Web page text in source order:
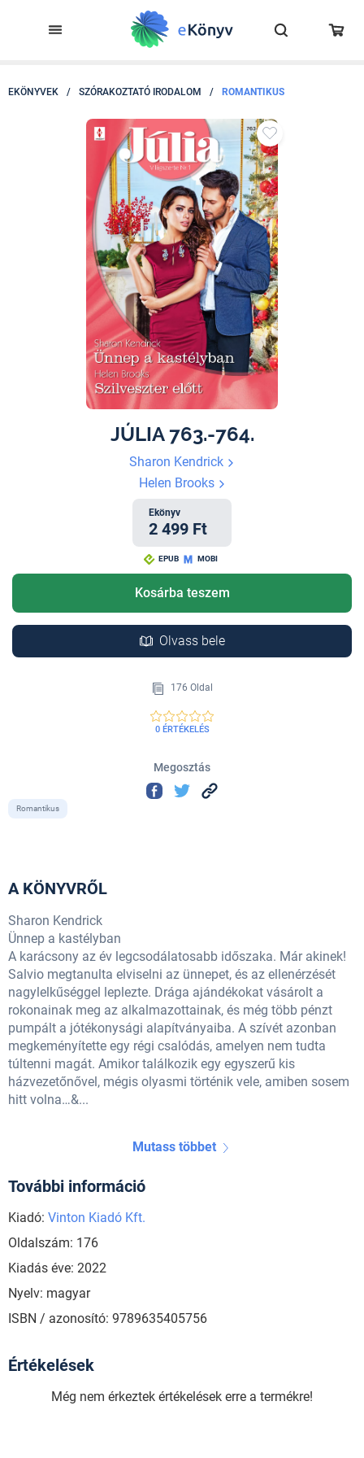
EKÖNYVEK / SZÓRAKOZTATÓ IRODALOM / ROMANTIKUS
JÚLIA 763.-764.
Sharon Kendrick
Helen Brooks
Ekönyv
2 499 Ft
EPUB MOBI
Kosárba teszem
Olvass bele
176 Oldal
0 ÉRTÉKELÉS
Megosztás
Romantikus
A KÖNYVRŐL
Sharon Kendrick
Ünnep a kastélyban
A karácsony az év legcsodálatosabb időszaka. Már akinek!
Salvio megtanulta elviselni az ünnepet, és az ellenérzését
nagylelkűséggel leplezte. Drága ajándékokat vásárolt a
rokonainak meg az alkalmazottainak, és még több pénzt
pumpált a jótékonysági alapítványaiba. A szívét azonban
megkeményítette egy régi csalódás, amelyen nem tudta
túltenni magát. Amikor találkozik egy egyszerű kis
házvezetőnővel, mégis olyasmi történik vele, amiben sosem
hitt volna…&...
Mutass többet
További információ
Kiadó: Vinton Kiadó Kft.
Oldalszám: 176
Kiadás éve: 2022
Nyelv: magyar
ISBN / azonosító: 9789635405756
Értékelések
Még nem érkeztek értékelések erre a termékre!